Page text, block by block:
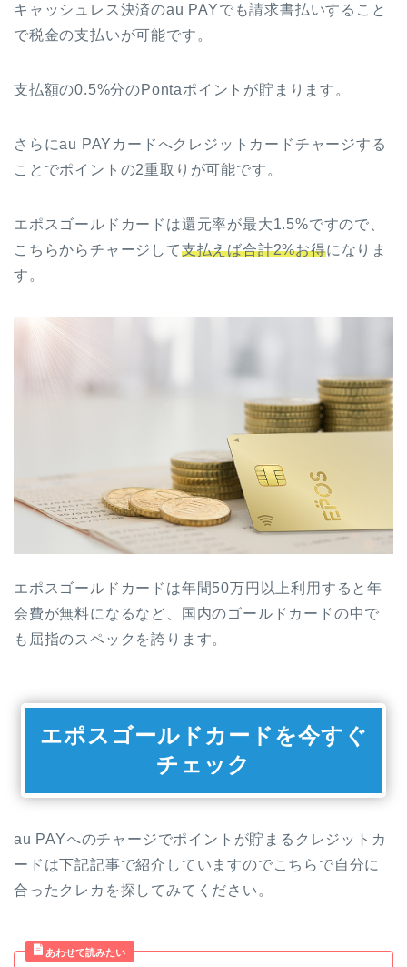
キャッシュレス決済のau PAYでも請求書払いすること
で税金の支払いが可能です。
支払額の0.5%分のPontaポイントが貯まります。
さらにau PAYカードへクレジットカードチャージする
ことでポイントの2重取りが可能です。
エポスゴールドカードは還元率が最大1.5%ですので、
こちらからチャージして支払えば合計2%お得になりま
す。
エポスゴールドカードは年間50万円以上利用すると年
会費が無料になるなど、国内のゴールドカードの中で
も屈指のスペックを誇ります。
エポスゴールドカードを今すぐ
チェック
au PAYへのチャージでポイントが貯まるクレジットカ
ードは下記記事で紹介していますのでこちらで自分に
合ったクレカを探してみてください。